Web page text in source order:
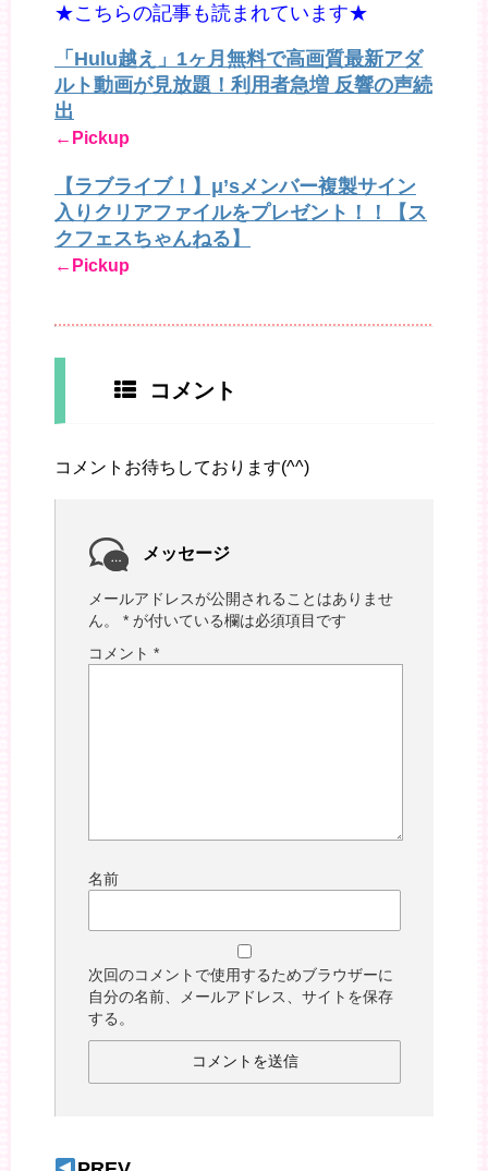
★こちらの記事も読まれています★
「Hulu越え」1ヶ月無料で高画質最新アダ
ルト動画が見放題！利用者急増 反響の声続
出
←Pickup
【ラブライブ！】μ’sメンバー複製サイン
入りクリアファイルをプレゼント！！【ス
クフェスちゃんねる】
←Pickup
コメント
コメントお待ちしております(^^)
メッセージ
メールアドレスが公開されることはありませ
ん。
* が付いている欄は必須項目です
コメント *
名前
次回のコメントで使用するためブラウザーに
自分の名前、メールアドレス、サイトを保存
する。